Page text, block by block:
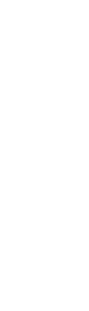
Schuhe
nächsten